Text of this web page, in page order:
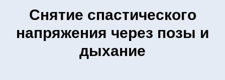
Снятие спастического
напряжения через позы и
дыхание